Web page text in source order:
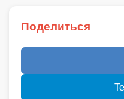
Поделиться